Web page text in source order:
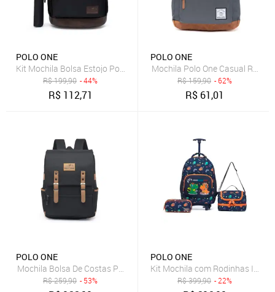
POLO ONE
Kit Mochila Bolsa Estojo Polo One Masculina Resistente Escolar
R$199,90 - 44%
R$ 112,71
POLO ONE
Mochila Polo One Casual
R$159,90 - 62%
R$ 61,01
POLO ONE
Mochila Bolsa De Costas Polo One Notebook Escolar Trabalho
R$259,90 - 53%
POLO ONE
Kit Mochila com Rodinhas
R$399,90 - 22%